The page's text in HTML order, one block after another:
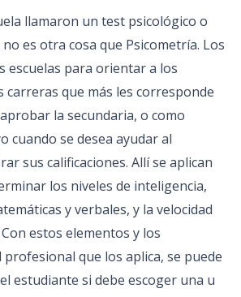
llamaron un test psicológico o
es otra cosa que Psicometría. Los
escuelas para orientar a los
carreras que más les corresponde
la secundaria, o como
cuando se desea ayudar al
sus calificaciones. Allí se aplican
los niveles de inteligencia,
y verbales, y la velocidad
estos elementos y los
que los aplica, se puede
estudiante si debe escoger una u